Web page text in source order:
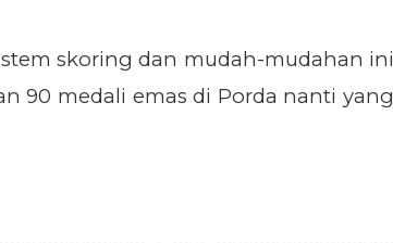
skoring dan mudah-mudahan ini
90 medali emas di Porda nanti yang